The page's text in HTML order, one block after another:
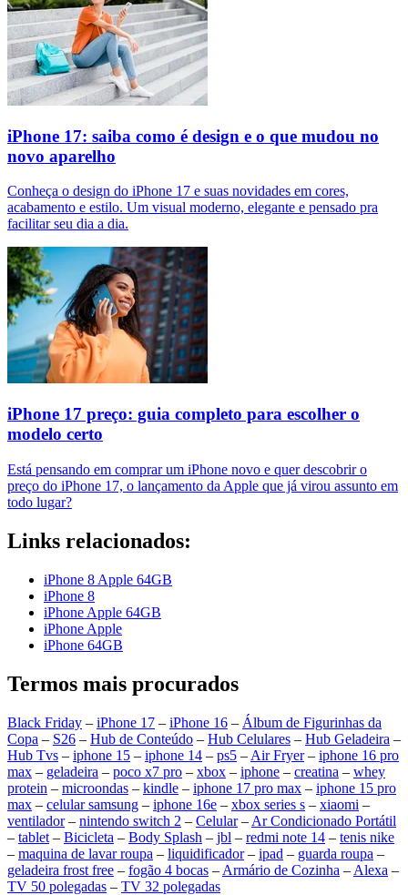
iPhone 17: saiba como é design e o que mudou no
novo aparelho
Conheça o design do iPhone 17 e suas novidades em cores,
acabamento e estilo. Um visual moderno, elegante e pensado pra
facilitar seu dia a dia.
iPhone 17 preço: guia completo para escolher o
modelo certo
Está pensando em comprar um iPhone novo e quer descobrir o
preço do iPhone 17, o lançamento da Apple que já virou assunto em
todo lugar?
Links relacionados:
iPhone 8 Apple 64GB
iPhone 8
iPhone Apple 64GB
iPhone Apple
iPhone 64GB
Termos mais procurados
Black Friday – iPhone 17 – iPhone 16 – Álbum de Figurinhas da
Copa – S26 – Hub de Conteúdo – Hub Celulares – Hub Geladeira –
Hub Tvs – iphone 15 – iphone 14 – ps5 – Air Fryer– iphone 16 pro
max – geladeira – poco x7 pro – xbox – iphone – creatina – whey
protein – microondas – kindle – iphone 17 pro max – iphone 15 pro
max – celular samsung – iphone 16e – xbox series s – xiaomi –
ventilador– nintendo switch 2 – Celular– Ar Condicionado Portátil
– tablet – Bicicleta – Body Splash – jbl – redmi note 14 – tenis nike
– maquina de lavar roupa – liquidificador– ipad – guarda roupa –
geladeira frost free – fogão 4 bocas – Armário de Cozinha – Alexa –
TV 50 polegadas – TV 32 polegadas